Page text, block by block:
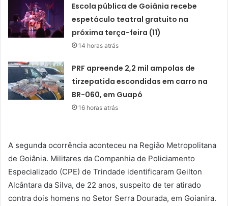
Escola pública de Goiânia recebe
espetáculo teatral gratuito na
próxima terça-feira (11)
14 horas atrás
PRF apreende 2,2 mil ampolas de
tirzepatida escondidas em carro na
BR-060, em Guapó
16 horas atrás
A segunda ocorrência aconteceu na Região Metropolitana
de Goiânia. Militares da Companhia de Policiamento
Especializado (CPE) de Trindade identificaram Geilton
Alcântara da Silva, de 22 anos, suspeito de ter atirado
contra dois homens no Setor Serra Dourada, em Goianira.